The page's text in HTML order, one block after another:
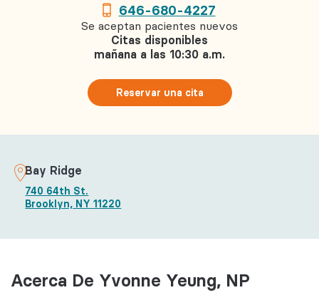
646-680-4227
Se aceptan pacientes nuevos
Citas disponibles
mañana a las 10:30 a.m.
Reservar una cita
Bay Ridge
740 64th St.
Brooklyn, NY 11220
Acerca De Yvonne Yeung, NP